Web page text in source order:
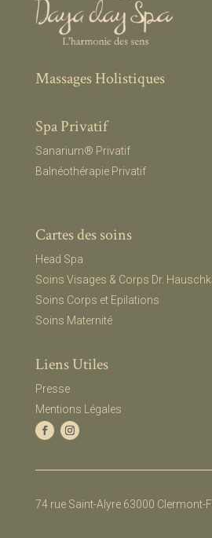
Massages Holistiques
Spa Privatif
Sanarium® Privatif
Balnéothérapie Privatif
Cartes des soins
Head Spa
Soins Visages & Corps Dr.
Soins Corps et Epilations
Soins Maternité
Liens Utiles
Presse
Mentions Légales
74 rue Saint-Alyre 63000 Clermont-